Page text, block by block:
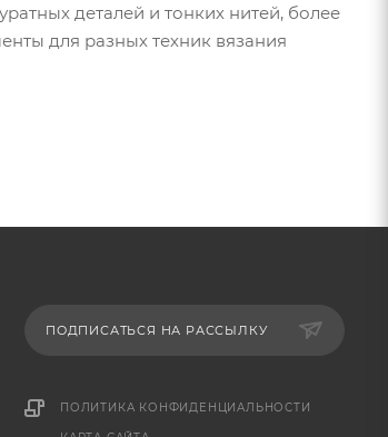
деталей и тонких нитей, более
для разных техник вязания
ПОДПИСАТЬСЯ НА РАССЫЛКУ
ПОЛИТИКА КОНФИДЕНЦИАЛЬНОСТИ